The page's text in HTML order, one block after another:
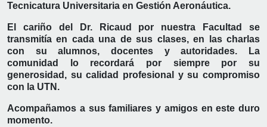
Tecnicatura Universitaria en Gestión Aeronáutica.
El cariño del Dr. Ricaud por nuestra Facultad se
transmitía en cada una de sus clases, en las charlas
con su alumnos, docentes y autoridades. La
comunidad lo recordará por siempre por su
generosidad, su calidad profesional y su compromiso
con la UTN.
Acompañamos a sus familiares y amigos en este duro
momento.